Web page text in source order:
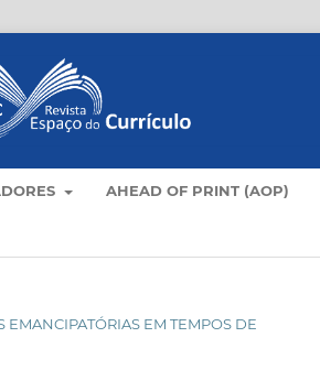
AHEAD OF PRINT (AOP)
EMANCIPATÓRIAS EM TEMPOS DE